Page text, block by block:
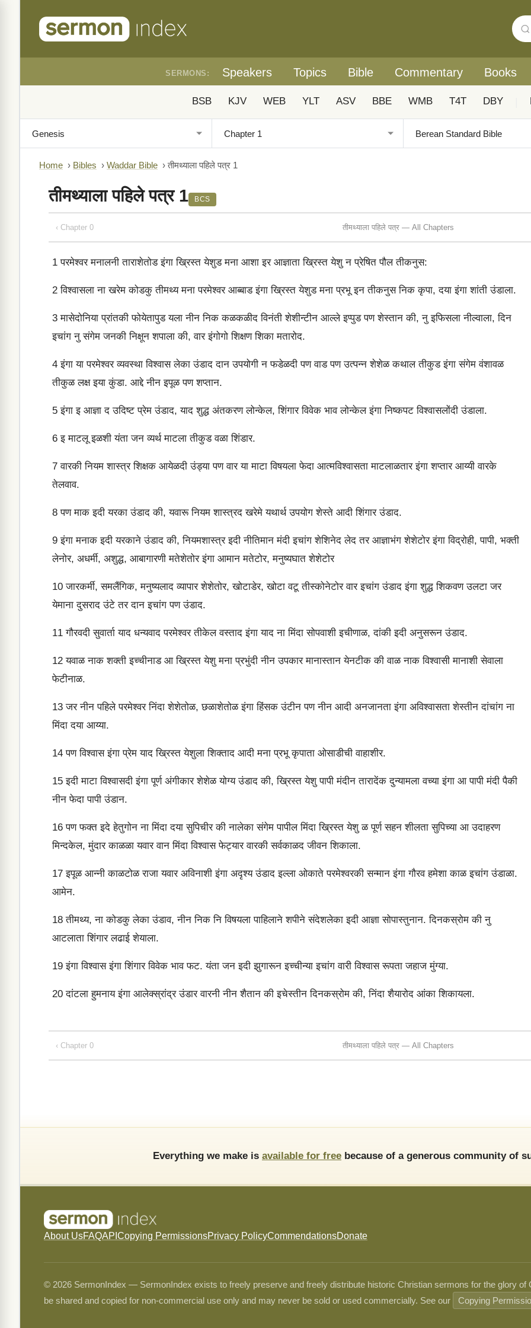
SERMONS: Speakers Topics Bible Commentary Books
BSB KJV WEB YLT ASV BBE WMB T4T DBY
Home › Bibles › Waddar Bible ›तीमथ्याला पहिले पत्र 1
तीमथ्याला पहिले पत्र 1 BCS
‹ Chapter 0 तीमथ्याला पहिले पत्र — All Chapters
1 परमेश्वर मनालनी ताराशेतोड इंगा ख्रिस्त येशुड मना आशा इर आज्ञाता ख्रिस्त येशु न प्रेषित पौल तीकनुस:
2 विश्वासला ना खरेम कोडकु तीमथ्य मना परमेश्वर आब्बाड इंगा ख्रिस्त येशुड मना प्रभू इन तीकनुस निक कृपा, दया इंगा शांती उंडाला.
3 मासेदोनिया प्रांतकी फोयेतापुड यला नीन निक कळकळीद विनंती शेशीन्टीन आल्ले इप्पुड पण शेस्तान की, नु इफिसला नील्वाला, दिन
इचांग नु संगेम जनकी निक्षून शपाला की, वार इंगोगो शिक्षण शिका मतारोद.
4 इंगा या परमेश्वर व्यवस्था विश्वास लेका उंडाद दान उपयोगी न फडेळदी पण वाड पण उत्पन्न शेशेळ कथाल तीकुड इंगा संगेम वंशावळ
तीकुळ लक्ष इया कुंडा. आद्दे नीन इपूळ पण शप्तान.
5 इंगा इ आज्ञा द उदिष्ट प्रेम उंडाद, याद शुद्ध अंतकरण लोन्केल, शिंगार विवेक भाव लोन्केल इंगा निष्कपट विश्वासलोंदी उंडाला.
6 इ माटलू इळशी यंता जन व्यर्थ माटला तीकुड वळा शिंडार.
7 वारकी नियम शास्त्र शिक्षक आयेळदी उंड्या पण वार या माटा विषयला फेदा आत्मविश्वासता माटलाळतार इंगा शप्तार आय्यी वारके
तेलवाव.
8 पण माक इदी यरका उंडाद की, यवारू नियम शास्त्रद खरेमे यथार्थ उपयोग शेस्ते आदी शिंगार उंडाद.
9 इंगा मनाक इदी यरकाने उंडाद की, नियमशास्त्र इदी नीतिमान मंदी इचांग शेशिनेद लेद तर आज्ञाभंग शेशेटोर इंगा विद्रोही, पापी, भक्ती
लेनोर, अधर्मी, अशुद्ध, आबागारणी मतेशेतोर इंगा आमान मतेटोर, मनुष्यघात शेशेटोर
10 जारकर्मी, समलैंगिक, मनुष्यलाद व्यापार शेशेतोर, खोटाडेर, खोटा वटू तीस्कोनेटोर वार इचांग उंडाद इंगा शुद्ध शिकवण उलटा जर
येमाना दुसराद उंटे तर दान इचांग पण उंडाद.
11 गौरवदी सुवार्ता याद धन्यवाद परमेश्वर तीकेल वस्ताद इंगा याद ना मिंदा सोपवाशी इचीणाळ, दांकी इदी अनुसरून उंडाद.
12 यवाळ नाक शक्ती इच्चीनाड आ ख्रिस्त येशु मना प्रभुंदी नीन उपकार मानास्तान येनटीक की वाळ नाक विश्वासी मानाशी सेवाला
फेटीनाळ.
13 जर नीन पहिले परमेश्वर निंदा शेशेतोळ, छळाशेतोळ इंगा हिंसक उंटीन पण नीन आदी अनजानता इंगा अविश्वासता शेस्तीन दांचांग ना
मिंदा दया आय्या.
14 पण विश्वास इंगा प्रेम याद ख्रिस्त येशुला शिक्ताद आदी मना प्रभू कृपाता ओसाडीची वाहाशीर.
15 इदी माटा विश्वासदी इंगा पूर्ण अंगीकार शेशेळ योग्य उंडाद की, ख्रिस्त येशु पापी मंदीन तारादेंक दुन्यामला वच्या इंगा आ पापी मंदी पैकी
नीन फेदा पापी उंडान.
16 पण फक्त इदे हेतुगोन ना मिंदा दया सुपिचीर की नालेका संगेम पापील मिंदा ख्रिस्त येशु ळ पूर्ण सहन शीलता सुपिच्या आ उदाहरण
मिन्दकेल, मुंदार काळळा यवार वान मिंदा विश्वास फेट्यार वारकी सर्वकाळद जीवन शिकाला.
17 इपूळ आन्नी काळटोळ राजा यवार अविनाशी इंगा अदृश्य उंडाद इल्ला ओकाते परमेश्वरकी सन्मान इंगा गौरव हमेशा काळ इचांग उंडाळा.
आमेन.
18 तीमथ्य, ना कोडकु लेका उंडाव, नीन निक नि विषयला पाहिलाने शपीने संदेशलेका इदी आज्ञा सोपास्तुनान. दिनकस्रोम की नु
आटलाता शिंगार लढाई शेयाला.
19 इंगा विश्वास इंगा शिंगार विवेक भाव फट. यंता जन इदी झुगारून इच्चीन्या इचांग वारी विश्वास रूपता जहाज मुंग्या.
20 दांटला हुमनाय इंगा आलेक्स्रांद्र उंडार वारनी नीन शैतान की इचेस्तीन दिनकस्रोम की, निंदा शैयारोद आंका शिकायला.
‹ Chapter 0 तीमथ्याला पहिले पत्र — All Chapters
Everything we make is available for free because of a generous community of
About UsFAQAPI Copying PermissionsPrivacy PolicyCommendationsDonate
© 2026 SermonIndex — SermonIndex exists to freely preserve and freely distribute historic Christian sermons for the glory
be shared and copied for non-commercial use only and may never be sold or used commercially. See our
Copying